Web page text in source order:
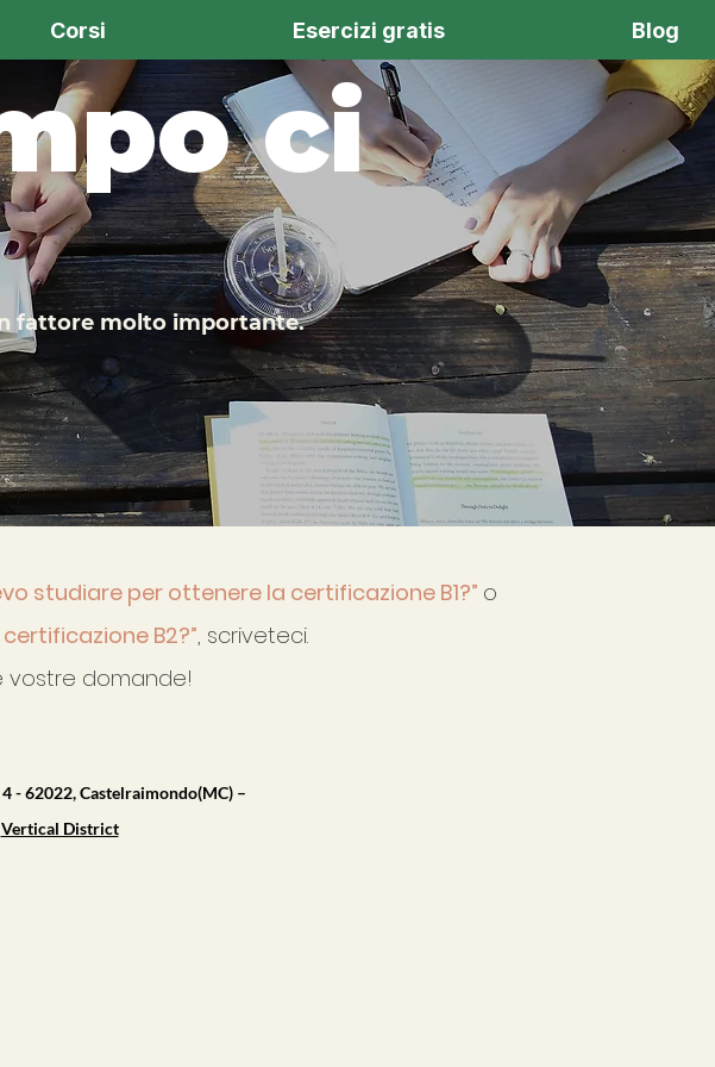
Corsi Esercizi gratis Blog
ci
fattore molto importante.
studiare per ottenere la certificazione B1?” o
B2?”, scriveteci.
vostre domande!
- 62022, Castelraimondo(MC) –
Vertical District